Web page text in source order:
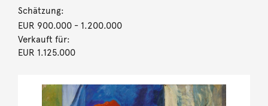
Schätzung:
EUR 900.000- 1.200.000
Verkauft für:
EUR 1.125.000